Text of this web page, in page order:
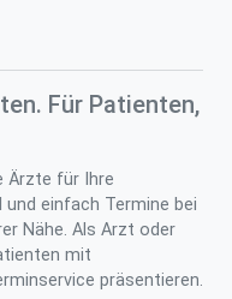
Für Patienten,
Ärzte für Ihre
und einfach Termine bei
Nähe. Als Arzt oder
mit
präsentieren.